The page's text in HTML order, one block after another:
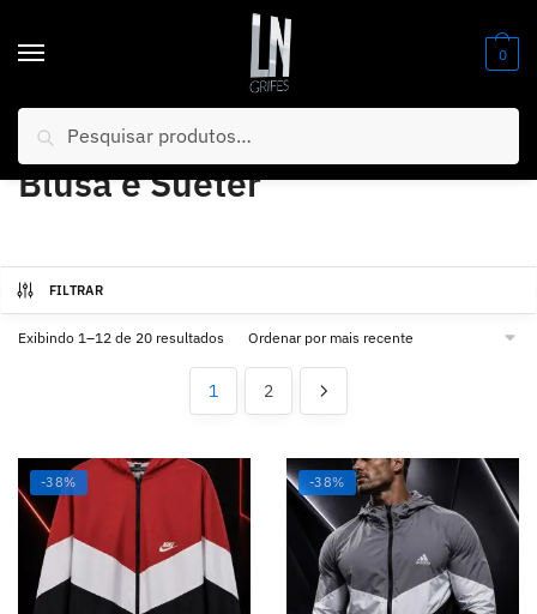
0
Início Blusa e Suéter
Blusa e Suéter
FILTRAR
Exibindo 1–12 de 20 resultados
1 2
-38% -38%